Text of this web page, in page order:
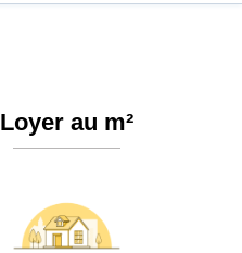
Loyer au m²